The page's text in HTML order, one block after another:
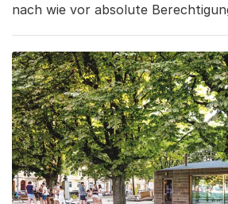
nach wie vor absolute